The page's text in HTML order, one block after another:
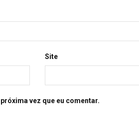
Site
vez que eu comentar.